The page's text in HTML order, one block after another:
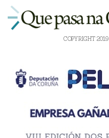
COPYRIGHT